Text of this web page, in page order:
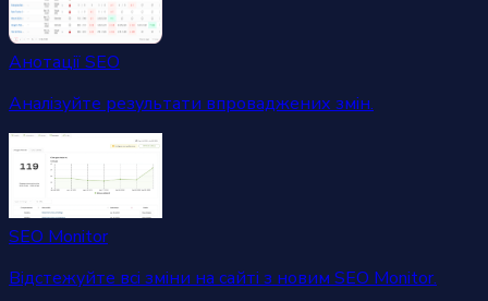
Анотації SEO
Аналізуйте результати впроваджених змін.
SEO Monitor
Відстежуйте всі зміни на сайті з новим SEO Monitor.